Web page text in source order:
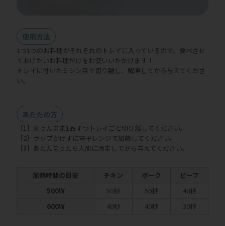
使用方法
1つ1つのお料理がそれぞれのトレイに入っているので、食べさせ
てあげたいお料理だけをお使いいただけます！
トレイに付いたミシン目で切り離し、解凍してから与えてくださ
い。
あたため方
［1］凍ったまま1品ずつトレイごと切り離してください。
［2］ラップかけずに電子レンジで加熱してください。
［3］あたたまったら人肌に冷ましてから与えてください。
加熱時間の目安 チキン ポーク
ビーフ
500W
50秒 50秒
40秒
600W
40秒 40秒 30秒